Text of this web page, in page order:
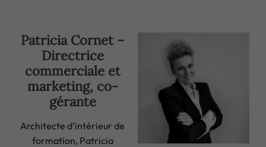
Patricia Cornet –
Directrice
commerciale et
marketing, co-
gérante
Architecte d’intérieur de
formation, Patricia